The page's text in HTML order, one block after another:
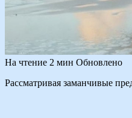
На чтение 2 мин Обновлено
Рассматривая заманчивые